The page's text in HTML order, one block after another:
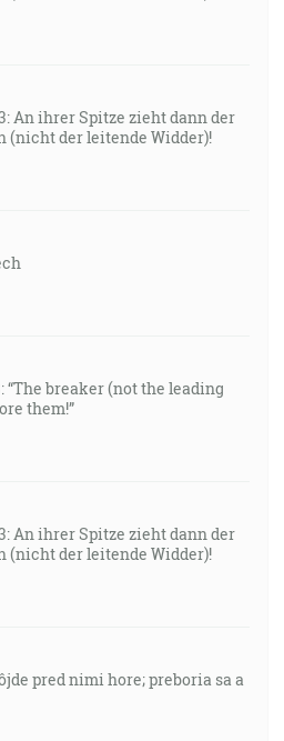
An ihrer Spitze zieht dann der
(nicht der leitende Widder)!
“The breaker (not the leading
them!”
An ihrer Spitze zieht dann der
(nicht der leitende Widder)!
pred nimi hore; preboria sa a